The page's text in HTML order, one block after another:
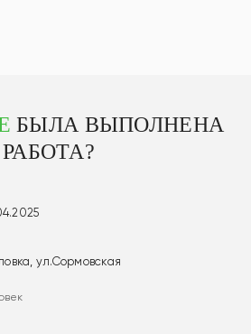
БЫЛА ВЫПОЛНЕНА
РАБОТА?
ул.Сормовская